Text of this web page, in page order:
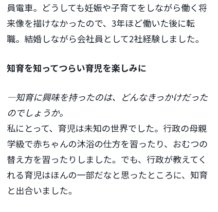
員電車。どうしても妊娠や子育てをしながら働く将
来像を描けなかったので、3年ほど働いた後に転
職。結婚しながら会社員として2社経験しました。
知育を知ってつらい育児を楽しみに
―知育に興味を持ったのは、どんなきっかけだった
のでしょうか。
私にとって、育児は未知の世界でした。行政の母親
学級で赤ちゃんの沐浴の仕方を習ったり、おむつの
替え方を習ったりしました。でも、行政が教えてく
れる育児はほんの一部だなと思ったところに、知育
と出合いました。